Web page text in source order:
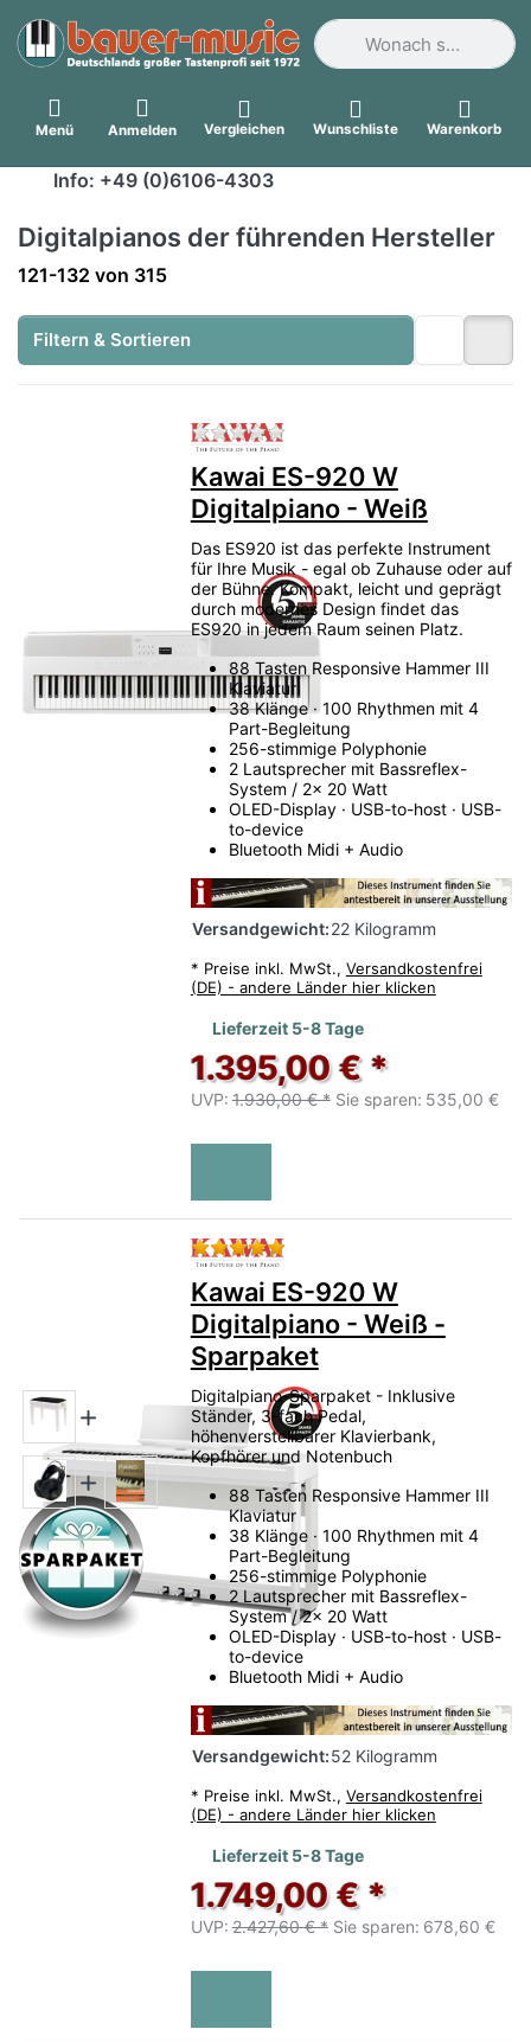
Geben Sie einen
Menü Anmelden Vergleichen Wunschliste Warenkorb
Info: +49 (0)6106-4303
Digitalpianos der führenden Hersteller
Suchergebnisse:
121-132 von 315
Filtern & Sortieren
Zu diesem Produkt liegen
Kawai ES-920 W
Digitalpiano - Weiß
Das ES920 ist das perfekte Instrument
für Ihre Musik - egal ob Zuhause oder auf
der Bühne. Kompakt, leicht und geprägt
durch modernes Design findet das
ES920 in jedem Raum seinen Platz.
88 Tasten Responsive Hammer III
Klaviatur
38 Klänge · 100 Rhythmen mit 4
Part-Begleitung
256-stimmige Polyphonie
2 Lautsprecher mit Bassreflex-
System / 2x 20 Watt
OLED-Display · USB-to-host · USB-
to-device
Bluetooth Midi + Audio
Versandgewicht:22 Kilogramm
* Preise inkl. MwSt., Versandkostenfrei
(DE) - andere Länder hier klicken
Lieferzeit 5-8 Tage
1.395,00 € *
UVP: 1.930,00 € * Sie sparen: 535,00 €
Bewertung: 5 von 5
Kawai ES-920 W
Digitalpiano - Weiß -
Sparpaket
Digitalpiano-Sparpaket - Inklusive
Ständer, 3-fach Pedal,
höhenverstellbarer Klavierbank,
Kopfhörer und Notenbuch
88 Tasten Responsive Hammer III
Klaviatur
38 Klänge · 100 Rhythmen mit 4
Part-Begleitung
256-stimmige Polyphonie
2 Lautsprecher mit Bassreflex-
System / 2x 20 Watt
OLED-Display · USB-to-host · USB-
to-device
Bluetooth Midi + Audio
Versandgewicht:52 Kilogramm
* Preise inkl. MwSt., Versandkostenfrei
(DE) - andere Länder hier klicken
Lieferzeit 5-8 Tage
1.749,00 € *
UVP: 2.427,60 € * Sie sparen: 678,60 €